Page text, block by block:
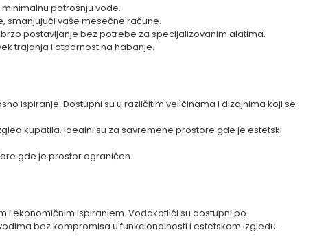
potrošnju vode.
smanjujući vaše mesečne račune.
postavljanje bez potrebe za specijalizovanim alatima.
trajanja i otpornost na habanje.
ispiranje. Dostupni su u različitim veličinama i dizajnima koji se
kupatila. Idealni su za savremene prostore gde je estetski
gde je prostor ograničen.
ekonomičnim ispiranjem. Vodokotlići su dostupni po
bez kompromisa u funkcionalnosti i estetskom izgledu.